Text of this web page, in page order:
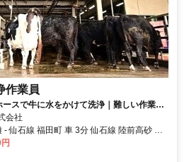
作業員
ースで牛に水をかけて洗浄｜難しい作業な
関わる安定業界
会社
仙石線 福田町 車 3分 仙石線 陸前高砂 車
国道45号線福田橋近く、車通勤可